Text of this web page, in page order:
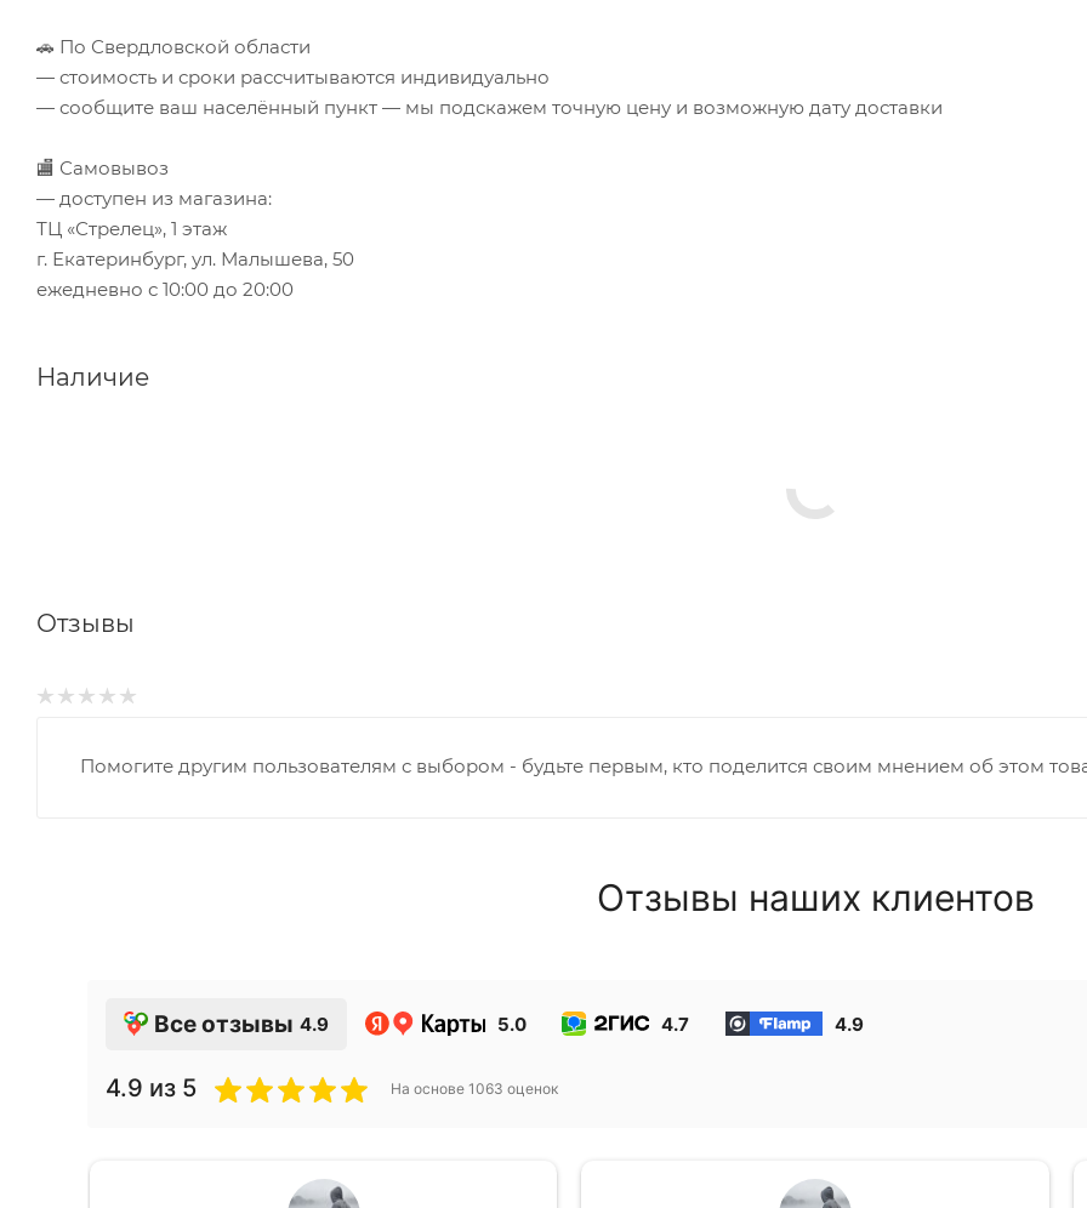
🚗 По Свердловской области
— стоимость и сроки рассчитываются индивидуально
— сообщите ваш населённый пункт — мы подскажем точную цену и возможную дату доставки
🏬 Самовывоз
— доступен из магазина:
ТЦ «Стрелец», 1 этаж
г. Екатеринбург, ул. Малышева, 50
ежедневно с 10:00 до 20:00
Наличие
Отзывы
Помогите другим пользователям с выбором - будьте первым, кто поделится своим мнением об этом
Отзывы наших клиентов
Все отзывы 4.9 5.0 4.7 4.9
4.9 из 5 На основе 1063 оценок